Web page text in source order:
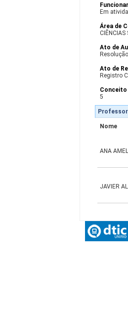
Em
Área de
CIÊNCIAS
Ato de
Ato de
Registro
Conceito
5
Nome
ANA
JAVIER